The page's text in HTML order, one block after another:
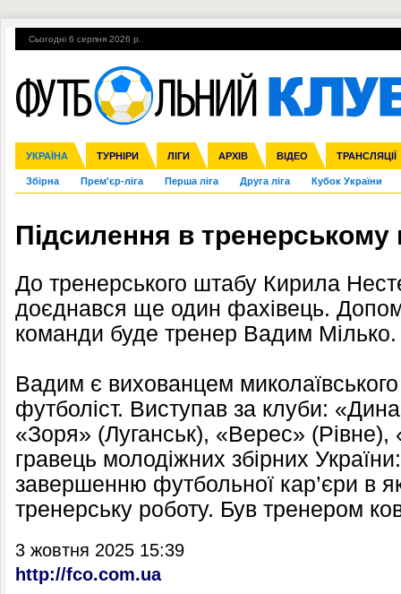
Сьогодні 6 серпня 2026 р.
УКРАЇНА ТУРНІРИ ЛІГИ АРХІВ ВІДЕО ТРАНСЛЯЦІЇ
Збірна Прем'єр-ліга Перша ліга Друга ліга Кубок України
Ліга чемпіонів Ліга Європи Міжнародні Ліга націй Ліга
Англія Іспанія Італія Німеччина Франція Інші
ЧС-2014 ЄВРО-2016 Росія Кубок конфедерацій ЧЄ-2015 (U-
Гарячі теми УПЛ, 1-й тур ВІЙНА УПЛ-ПЕРЕХОДИ
Підсилення в тренерському
До тренерського штабу Кирила
доєднався ще один фахівець.
команди буде тренер Вадим Мілько.
Вадим є вихованцем
футболіст. Виступав за клуби:
«Зоря» (Луганськ), «Верес» (Рівне),
гравець молодіжних збірних
завершенню футбольної кар’єри в
тренерську роботу. Був тренером
3 жовтня 2025 15:39
http://fco.com.ua